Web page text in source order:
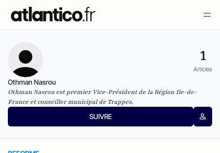
1
Articles
Othman Nasrou
Othman Nasrou est premier Vice-Président de la Région Ile-de-
France et conseiller municipal de Trappes.
SUIVRE